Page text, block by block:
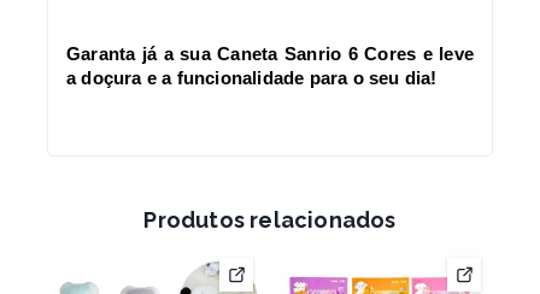
Garanta já a sua Caneta Sanrio 6 Cores e leve
a doçura e a funcionalidade para o seu dia!
Produtos relacionados